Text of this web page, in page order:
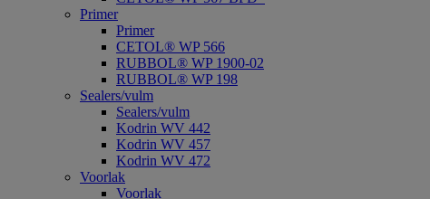
Primer
Primer
CETOL® WP 566
RUBBOL® WP 1900-02
RUBBOL® WP 198
Sealers/vulm
Sealers/vulm
Kodrin WV 442
Kodrin WV 457
Kodrin WV 472
Voorlak
Voorlak